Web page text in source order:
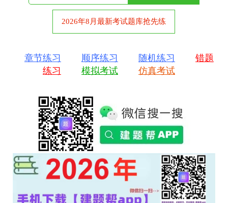
2026年8月最新考试题库抢先练
章节练习 顺序练习 随机练习
错题
练习
模拟考试 仿真考试